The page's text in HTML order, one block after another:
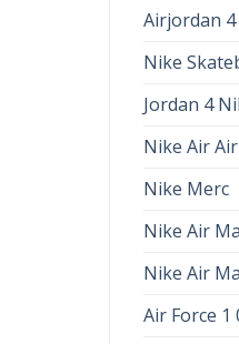
Airjordan 4
Nike
Jordan 4
Nike Air Air
Nike Merc
Nike Air
Nike Air
Air Force 1